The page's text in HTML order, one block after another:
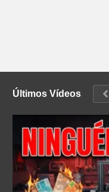
Últimos Vídeos